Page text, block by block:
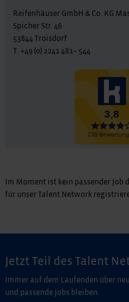
Reifenhäuser GmbH & Co. KG
Spicher Str. 46
53844 Troisdorf
T: +49 (0) 2241 481– 544
Im Moment ist kein passender Job
für unser Talent Network
Jetzt Teil des Talent
Immer auf dem Laufenden über
und passende Jobs bleiben.